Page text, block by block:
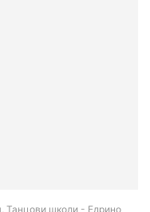
Танцови школи - Едрино